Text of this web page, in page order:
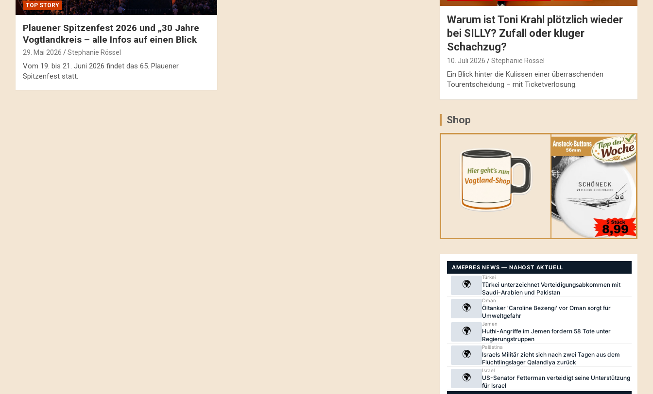
TOP STORY
Plauener Spitzenfest 2026 und „30 Jahre
Vogtlandkreis – alle Infos auf einen Blick
29. Mai 2026 Stephanie Rössel
Vom 19. bis 21. Juni 2026 findet das 65. Plauener
Spitzenfest statt.
Warum ist Toni Krahl plötzlich wieder
bei SILLY? Zufall oder kluger
Schachzug?
10. Juli 2026 Stephanie Rössel
Ein Blick hinter die Kulissen einer überraschenden
Tourentscheidung – mit Ticketverlosung.
Shop